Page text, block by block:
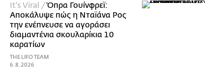
It's Viral /Όπρα Γουίνφρεϊ:
Αποκάλυψε πώς η Νταϊάνα Ρος
την ενέπνευσε να αγοράσει
διαμαντένια σκουλαρίκια 10
καρατίων
THE LIFO TEAM
6.8.2026